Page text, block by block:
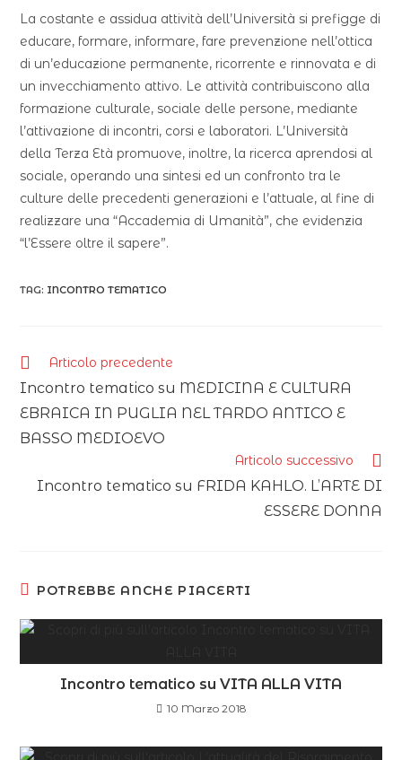
La costante e assidua attività dell’Università si prefigge di
educare, formare, informare, fare prevenzione nell’ottica
di un’educazione permanente, ricorrente e rinnovata e di
un invecchiamento attivo. Le attività contribuiscono alla
formazione culturale, sociale delle persone, mediante
l’attivazione di incontri, corsi e laboratori. L’Università
della Terza Età promuove, inoltre, la ricerca aprendosi al
sociale, operando una sintesi ed un confronto tra le
culture delle precedenti generazioni e l’attuale, al fine di
realizzare una “Accademia di Umanità”, che evidenzia
“l’Essere oltre il sapere”.
TAG: INCONTRO TEMATICO
Articolo precedente
Incontro tematico su MEDICINA E CULTURA
EBRAICA IN PUGLIA NEL TARDO ANTICO E
BASSO MEDIOEVO
Articolo successivo
Incontro tematico su FRIDA KAHLO. L’ARTE DI
ESSERE DONNA
POTREBBE ANCHE PIACERTI
Incontro tematico su VITA ALLA VITA
10 Marzo 2018